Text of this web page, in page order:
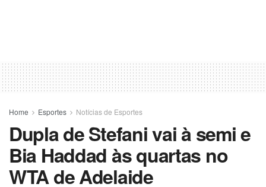
Home Esportes Notícias de Esportes
Dupla de Stefani vai à semi e
Bia Haddad às quartas no
WTA de Adelaide